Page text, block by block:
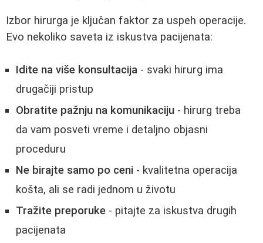
Izbor hirurga je ključan faktor za uspeh operacije.
Evo nekoliko saveta iz iskustva pacijenata:
Idite na više konsultacija - svaki hirurg ima
drugačiji pristup
Obratite pažnju na komunikaciju - hirurg treba
da vam posveti vreme i detaljno objasni
proceduru
Ne birajte samo po ceni - kvalitetna operacija
košta, ali se radi jednom u životu
Tražite preporuke - pitajte za iskustva drugih
pacijenata